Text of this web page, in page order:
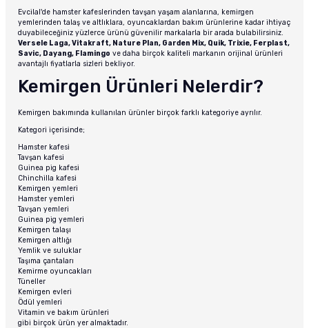
Evcilal'de hamster kafeslerinden tavşan yaşam alanlarına, kemirgen
yemlerinden talaş ve altlıklara, oyuncaklardan bakım ürünlerine kadar ihtiyaç
duyabileceğiniz yüzlerce ürünü güvenilir markalarla bir arada bulabilirsiniz.
Versele Laga, Vitakraft, Nature Plan, Garden Mix, Quik, Trixie, Ferplast,
Savic, Dayang, Flamingo ve daha birçok kaliteli markanın orijinal ürünleri
avantajlı fiyatlarla sizleri bekliyor.
Kemirgen Ürünleri Nelerdir?
Kemirgen bakımında kullanılan ürünler birçok farklı kategoriye ayrılır.
Kategori içerisinde;
Hamster kafesi
Tavşan kafesi
Guinea pig kafesi
Chinchilla kafesi
Kemirgen yemleri
Hamster yemleri
Tavşan yemleri
Guinea pig yemleri
Kemirgen talaşı
Kemirgen altlığı
Yemlik ve suluklar
Taşıma çantaları
Kemirme oyuncakları
Tüneller
Kemirgen evleri
Ödül yemleri
Vitamin ve bakım ürünleri
gibi birçok ürün yer almaktadır.